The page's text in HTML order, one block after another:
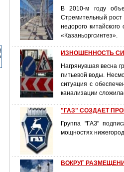
В 2010-м году
Стремительный рост
недорого
«Казаньоргсинтез».
ИЗНОШЕННОСТЬ
Нагрянувшая весна
питьевой воды.
ситуация с
канализации
"ГАЗ" СОЗДАЕТ
Группа "ГАЗ"
мощностях
ВОКРУГ